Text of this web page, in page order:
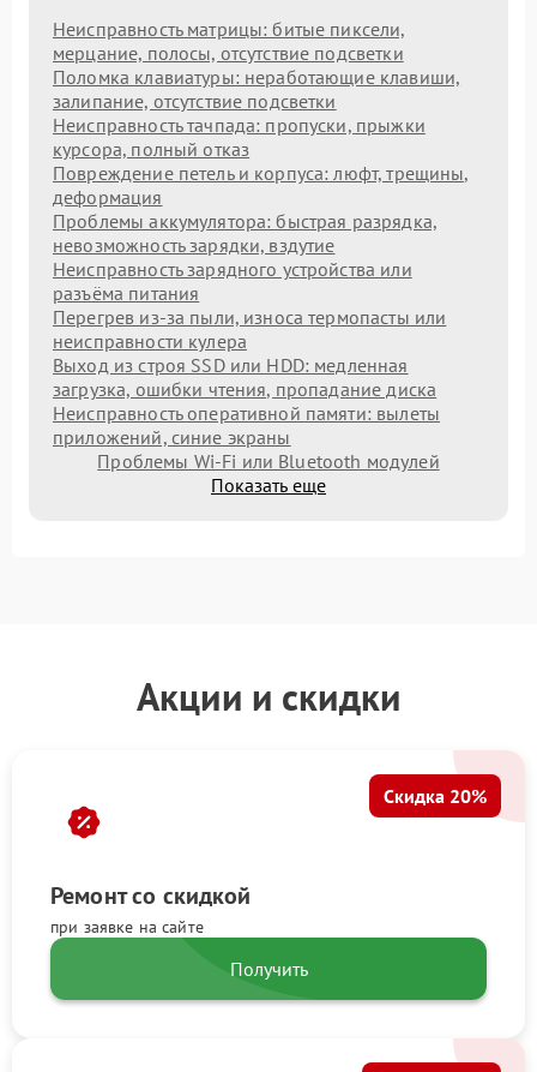
Неисправность матрицы: битые пиксели,
мерцание, полосы, отсутствие подсветки
Поломка клавиатуры: неработающие клавиши,
залипание, отсутствие подсветки
Неисправность тачпада: пропуски, прыжки
курсора, полный отказ
Повреждение петель и корпуса: люфт, трещины,
деформация
Проблемы аккумулятора: быстрая разрядка,
невозможность зарядки, вздутие
Неисправность зарядного устройства или
разъёма питания
Перегрев из‑за пыли, износа термопасты или
неисправности кулера
Выход из строя SSD или HDD: медленная
загрузка, ошибки чтения, пропадание диска
Неисправность оперативной памяти: вылеты
приложений, синие экраны
Проблемы Wi‑Fi или Bluetooth модулей
Показать еще
Акции и скидки
Ремонт со скидкой
при заявке на сайте
Скидка 20%
Получить